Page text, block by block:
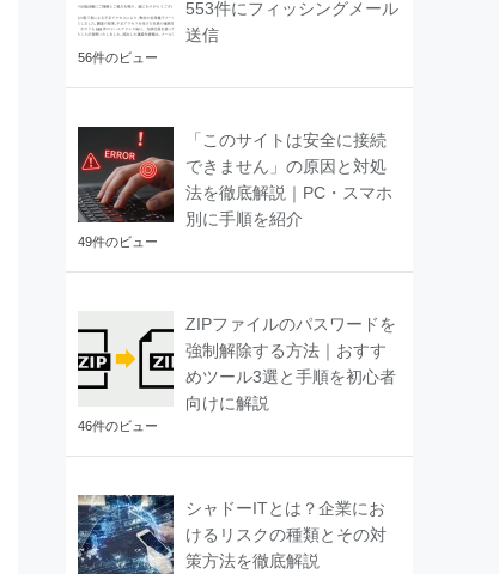
553件にフィッシングメール
送信
56件のビュー
「このサイトは安全に接続
できません」の原因と対処
法を徹底解説｜PC・スマホ
別に手順を紹介
49件のビュー
ZIPファイルのパスワードを
強制解除する方法｜おすす
めツール3選と手順を初心者
向けに解説
46件のビュー
シャドーITとは？企業にお
けるリスクの種類とその対
策方法を徹底解説